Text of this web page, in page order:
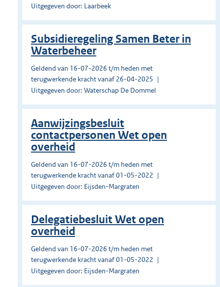
Uitgegeven door: Laarbeek
Subsidieregeling Samen Beter in
Waterbeheer
Geldend van 16-07-2026 t/m heden met
terugwerkende kracht vanaf 26-04-2025
Uitgegeven door: Waterschap De Dommel
Aanwijzingsbesluit
contactpersonen Wet open
overheid
Geldend van 16-07-2026 t/m heden met
terugwerkende kracht vanaf 01-05-2022
Uitgegeven door: Eijsden-Margraten
Delegatiebesluit Wet open
overheid
Geldend van 16-07-2026 t/m heden met
terugwerkende kracht vanaf 01-05-2022
Uitgegeven door: Eijsden-Margraten